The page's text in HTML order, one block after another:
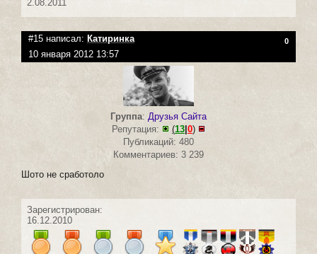
2.08.2011
#15 написал: Катиринка 0
10 января 2012 13:57
Группа: Друзья Сайта
Репутация:
(13|0)
Публикаций: 480
Комментариев: 3 239
Шото не сработоло
Зарегистрирован:
16.12.2010